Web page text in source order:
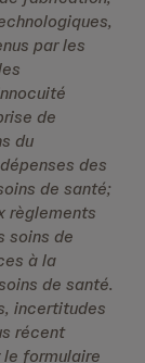
par les
de
du
des
de santé;
règlements
soins de
à la
de santé.
incertitudes
récent
le formulaire